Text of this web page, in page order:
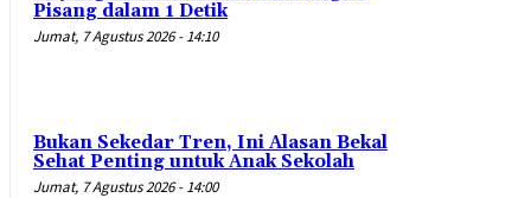
Pisang dalam 1 Detik
Jumat, 7 Agustus 2026 - 14:10
Bukan Sekedar Tren, Ini Alasan Bekal
Sehat Penting untuk Anak Sekolah
Jumat, 7 Agustus 2026 - 14:00